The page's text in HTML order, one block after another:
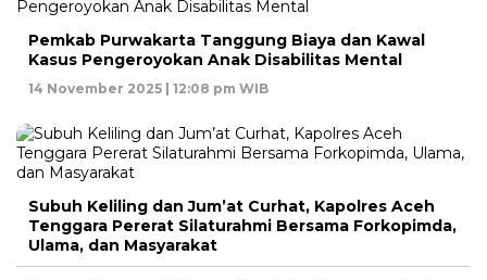
Pemkab Purwakarta Tanggung Biaya dan Kawal
Kasus Pengeroyokan Anak Disabilitas Mental
14 November 2025 | 12:08 pm WIB
Subuh Keliling dan Jum’at Curhat, Kapolres Aceh
Tenggara Pererat Silaturahmi Bersama Forkopimda,
Ulama, dan Masyarakat